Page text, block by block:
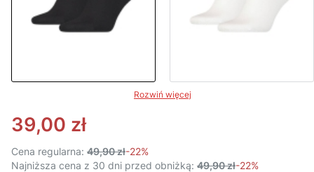
Rozwiń więcej
39,00 zł
Cena regularna: 49,90 zł-22%
Najniższa cena z 30 dni przed obniżką: 49,90 zł-22%